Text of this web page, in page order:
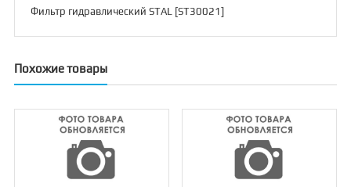
Фильтр гидравлический STAL [ST30021]
Похожие товары